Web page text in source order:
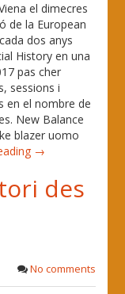
el dimecres
de la European
dos anys
History en una
pas cher
sessions i
en el nombre de
New Balance
blazer uomo
→
des
No comments